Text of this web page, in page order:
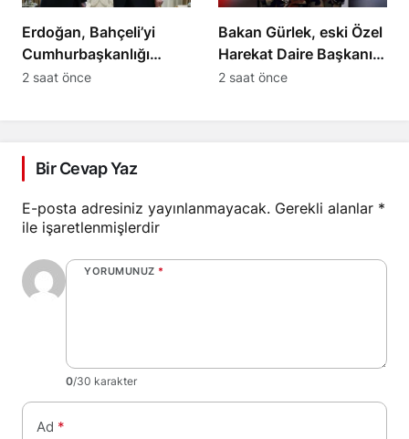
Erdoğan, Bahçeli’yi
Cumhurbaşkanlığı
Külliyesi’nde kabul
2 saat önce
Bakan Gürlek, eski Özel
Harekat Daire Başkanı
Oktay’ın ailesini kabul
2 saat önce
Bir Cevap Yaz
E-posta adresiniz yayınlanmayacak. Gerekli alanlar *
ile işaretlenmişlerdir
YORUMUNUZ *
0/30 karakter
Ad *